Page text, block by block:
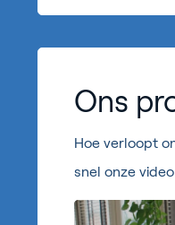
Ons
Hoe verloopt
snel onze